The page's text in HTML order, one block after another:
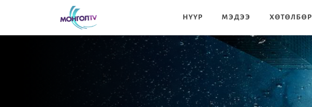
НҮҮР МЭДЭЭ ХӨТӨЛБӨР